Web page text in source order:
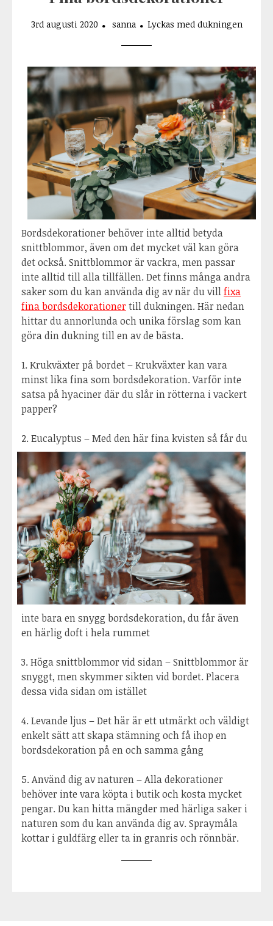
3rd augusti 2020 sanna Lyckas med dukningen
Bordsdekorationer behöver inte alltid betyda
snittblommor, även om det mycket väl kan göra
det också. Snittblommor är vackra, men passar
inte alltid till alla tillfällen. Det finns många andra
saker som du kan använda dig av när du villfixa
fina bordsdekorationertill dukningen. Här nedan
hittar du annorlunda och unika förslag som kan
göra din dukning till en av de bästa.
1. Krukväxter på bordet – Krukväxter kan vara
minst lika fina som bordsdekoration. Varför inte
satsa på hyaciner där du slår in rötterna i vackert
papper?
2. Eucalyptus – Med den här fina kvisten så får du
inte bara en snygg bordsdekoration, du får även
en härlig doft i hela rummet
3. Höga snittblommor vid sidan – Snittblommor är
snyggt, men skymmer sikten vid bordet. Placera
dessa vida sidan om istället
4. Levande ljus – Det här är ett utmärkt och väldigt
enkelt sätt att skapa stämning och få ihop en
bordsdekoration på en och samma gång
5. Använd dig av naturen – Alla dekorationer
behöver inte vara köpta i butik och kosta mycket
pengar. Du kan hitta mängder med härliga saker i
naturen som du kan använda dig av. Spraymåla
kottar i guldfärg eller ta in granris och rönnbär.